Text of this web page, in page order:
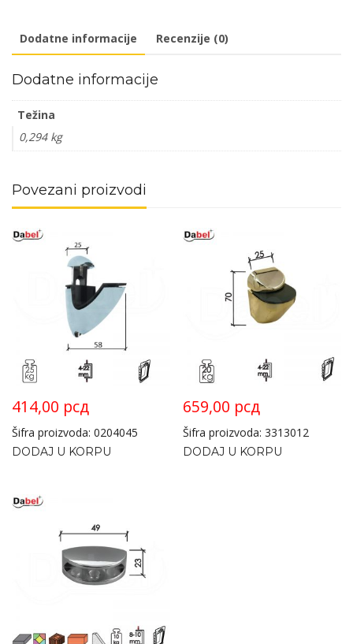
količina
Dodatne informacije Recenzije (0)
Dodatne informacije
Težina
0,294 kg
Povezani proizvodi
414,00 рсд
Šifra proizvoda: 0204045
DODAJ U KORPU
659,00 рсд
Šifra proizvoda: 3313012
DODAJ U KORPU